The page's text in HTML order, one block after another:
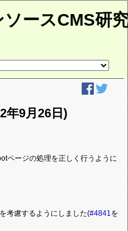
ースCMS研
年9月26日)
ページの処理を正しく行うように
考慮するようにしました(#4841を